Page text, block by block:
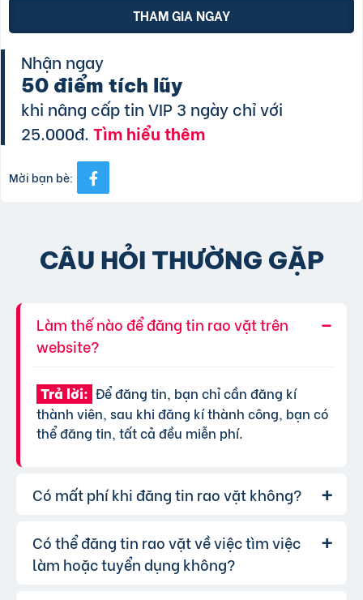
THAM GIA NGAY
Nhận ngay
50 điểm tích lũy
khi nâng cấp tin VIP 3 ngày chỉ với
25.000đ.Tìm hiểu thêm
Mời bạn bè:
CÂU HỎI THƯỜNG GẶP
Làm thế nào để đăng tin rao vặt trên
website?
Trả lời: Để đăng tin, bạn chỉ cần đăng kí
thành viên, sau khi đăng kí thành công, bạn có
thể đăng tin, tất cả đều miễn phí.
Có mất phí khi đăng tin rao vặt không?
Trả lời: Chúng tôi cung cấp gói đăng tin miễn
phí cơ bản cho tất cả người dùng. Tuy nhiên, để
Có thể đăng tin rao vặt về việc tìm việc
làm hoặc tuyển dụng không?